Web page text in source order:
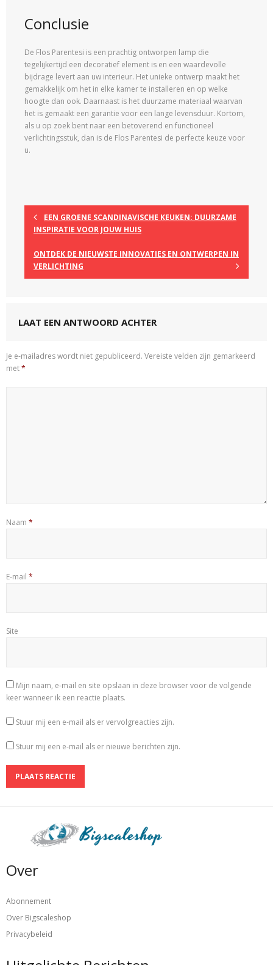
Conclusie
De Flos Parentesi is een prachtig ontworpen lamp die
tegelijkertijd een decoratief element is en een waardevolle
bijdrage levert aan uw interieur. Het unieke ontwerp maakt het
gemakkelijk om het in elke kamer te installeren en op welke
hoogte dan ook. Daarnaast is het duurzame materiaal waarvan
het is gemaakt een garantie voor een lange levensduur. Kortom,
als u op zoek bent naar een betoverend en functioneel
verlichtingsstuk, dan is de Flos Parentesi de perfecte keuze voor
u.
EEN GROENE SCANDINAVISCHE KEUKEN: DUURZAME
INSPIRATIE VOOR JOUW HUIS
ONTDEK DE NIEUWSTE INNOVATIES EN ONTWERPEN IN
VERLICHTING
LAAT EEN ANTWOORD ACHTER
Je e-mailadres wordt niet gepubliceerd. Vereiste velden zijn gemarkeerd
met*
Naam *
E-mail *
Site
Mijn naam, e-mail en site opslaan in deze browser voor de volgende
keer wanneer ik een reactie plaats.
Stuur mij een e-mail als er vervolgreacties zijn.
Stuur mij een e-mail als er nieuwe berichten zijn.
Over
Abonnement
Over Bigscaleshop
Privacybeleid